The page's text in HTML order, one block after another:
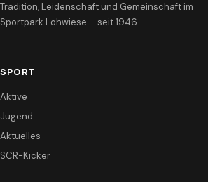
Tradition, Leidenschaft und Gemeinschaft im
Sportpark Lohwiese – seit 1946.
SPORT
Aktive
Jugend
Aktuelles
SCR-Kicker